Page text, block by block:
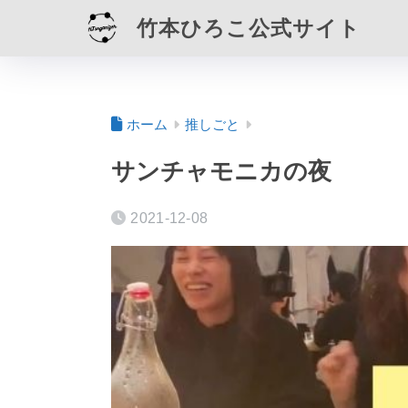
竹本ひろこ公式サイト
ホーム 推しごと
サンチャモニカの夜
2021-12-08